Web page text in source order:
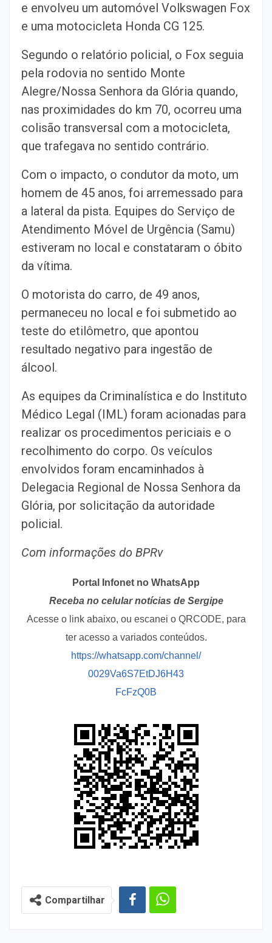
e envolveu um automóvel Volkswagen Fox
e uma motocicleta Honda CG 125.
Segundo o relatório policial, o Fox seguia
pela rodovia no sentido Monte
Alegre/Nossa Senhora da Glória quando,
nas proximidades do km 70, ocorreu uma
colisão transversal com a motocicleta,
que trafegava no sentido contrário.
Com o impacto, o condutor da moto, um
homem de 45 anos, foi arremessado para
a lateral da pista. Equipes do Serviço de
Atendimento Móvel de Urgência (Samu)
estiveram no local e constataram o óbito
da vítima.
O motorista do carro, de 49 anos,
permaneceu no local e foi submetido ao
teste do etilômetro, que apontou
resultado negativo para ingestão de
álcool.
As equipes da Criminalística e do Instituto
Médico Legal (IML) foram acionadas para
realizar os procedimentos periciais e o
recolhimento do corpo. Os veículos
envolvidos foram encaminhados à
Delegacia Regional de Nossa Senhora da
Glória, por solicitação da autoridade
policial.
Com informações do BPRv
Portal Infonet no WhatsApp
Receba no celular notícias de Sergipe
Acesse o link abaixo, ou escanei o QRCODE, para
ter acesso a variados conteúdos.
https://whatsapp.com/channel/
0029Va6S7EtDJ6H43
FcFzQ0B
Compartilhar